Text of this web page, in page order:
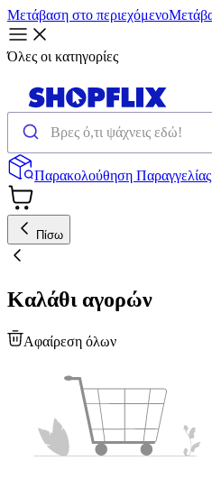
Μετάβαση στο περιεχόμενο
Όλες οι κατηγορίες
Παρακολούθηση Παραγγελίας
Πίσω
Καλάθι αγορών
Αφαίρεση όλων